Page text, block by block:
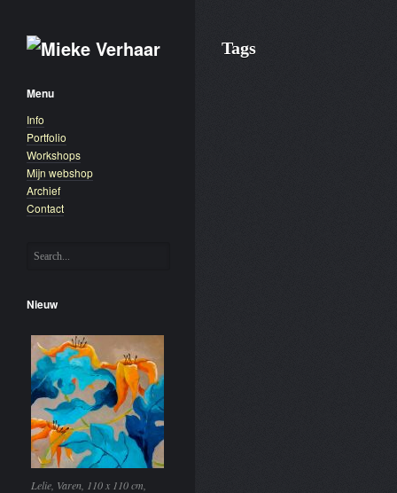
Menu
Info
Portfolio
Workshops
Mijn webshop
Archief
Contact
Nieuw
Lelie, Varen, 110 x 110 cm,
Tags